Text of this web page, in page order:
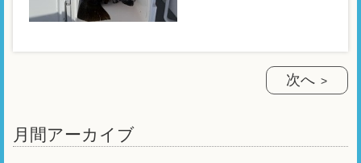
次へ
月間アーカイブ